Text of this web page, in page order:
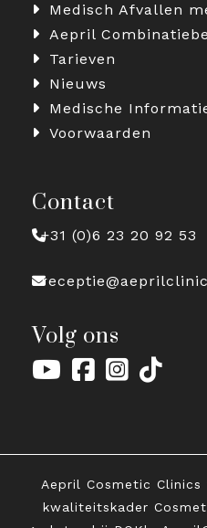
Medisch Afvallen
Aepril
Tarieven
Nieuws
Medische
Voorwaarden
Contact
+31 (0)6 23 20 92 53
Volg ons
Aepril Cosmetic
kwaliteitskader